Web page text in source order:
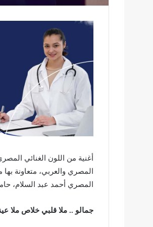
أغنية من اللون الغنائي
المصري والعربي، متعاونة
المصري أحمد عبد السلام،
جمالو .. ملا قلبي خلاص ملا